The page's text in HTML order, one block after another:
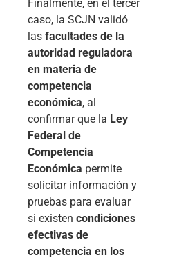
Finalmente, en el tercer
caso, la SCJN validó
las facultades de la
autoridad reguladora
en materia de
competencia
económica, al
confirmar que la Ley
Federal de
Competencia
Económica permite
solicitar información y
pruebas para evaluar
si existen condiciones
efectivas de
competencia en los